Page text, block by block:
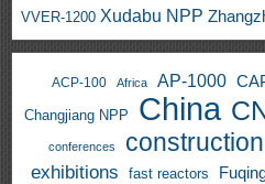
VVER-1200 Xudabu NPP
ACP-100 Africa AP-1000
Changjiang NPP China
conferences construction
exhibitions fast reactors